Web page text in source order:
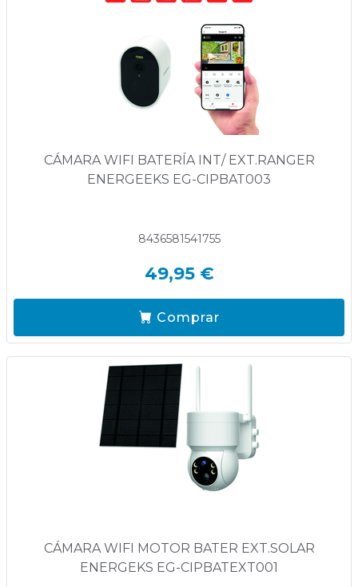
CÁMARA WIFI BATERÍA INT/ EXT.RANGER
ENERGEEKS EG-CIPBAT003
8436581541755
49,95 €
Comprar
CÁMARA WIFI MOTOR BATER EXT.SOLAR
ENERGEKS EG-CIPBATEXT001